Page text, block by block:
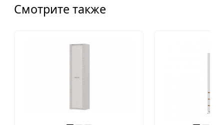
Смотрите также